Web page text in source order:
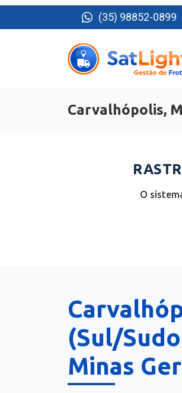
(35) 98852-0899
Carvalhópolis,
O
(Sul/
Minas